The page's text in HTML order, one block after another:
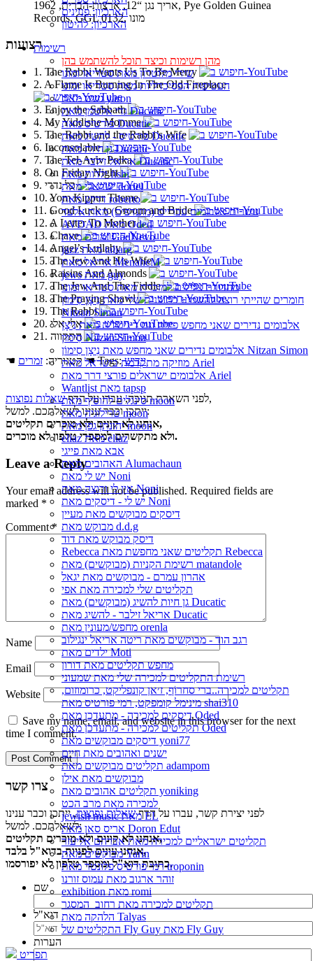
הארכיון: פנזינים
הארכיון: להיטון
רשימות
מהן רשימות וכיצד תוכל להשתמש בהן
שירי מלוטרון מאת סטריאו ומונו
העטיפות הפסיכדליות מאת סטריאו ומונו
גשש מאת yaron
גדי אלטמן מאת Ducatic
פורטיס מאת Ducatic
פורטיס - להשיג מאת Ducatic
גן חיות מאת Ducatic
אריאל זילבר מאת Ducatic
ילדות מאת fishi
ישראלי מאת doriel
דרוש מאת roberto
עשרים אלבומים עבריים (מועדפים) מאת אלעד
AVDAD מאת Oded
זמרים מאת GadNevo
jazz מאת taliarg
אריאל מאת MenaheM
jews מאת guy
מהדורת צלילים למזכרת מאת סטריאו ומונו
חומרים שהייתי רוצה להשמיע בתוכנית שלי מאת נִיצָן סִימוֹן
Nitzan Simon
אלבומים נדירים שאני מחפש פיזית וגם דיגיטלית מאת נִיצָן
סִימוֹן Nitzan Simon
אלבומים נדירים שאני מחפש מאת נִיצָן סִימוֹן Nitzan Simon
מוזיקה מתקדמת בישראל מאת Ariel
אלבומים ישראלים פורצי דרך מאת Ariel
Wantlist מאת tapsp
סינגלים להוסיף מאת moon
טרילוגיה מאת moon
יהונתן גפן מאת moon
eliaz מאת eliaz
אבא מאת פייגי
האהובים מאת Alumachaun
יש לי מאת Noni
אין לי ורוצה מאת Noni
יש לי - דיסקים מאת Noni
דיסקים מבוקשים מאת מעיין
מבוקש מאת d.d.g
דיסק מבוקש מאת דוד
Rebecca תקליטים שאני מחפשת מאת Rebecca
רשימת הקניות (מבוקשים) מאת matandole
אהרון עמרם - מבוקשים מאת יגאל
תקליטים שלי למכירה מאת אפי
גן חיות להשיג (מבוקשים) מאת Ducatic
אריאל זילבר - להשיג מאת Ducatic
מחפש/מעונין מאת orenla
רגב הוד - מבוקשים מאת ריטה אריאל ינגילוב
ילדים מאת Moti
מחפש תקליטים מאת דורון
רשימת התקליטים למכירה שלי מאת שמעוני
תקליטים למכירה..ברי סחרוֹף, ז׳אן קונפליקט, כרומוזום,
מינימל קומפקט, רמי פורטיס מאת shai310
דיסקים למכירה - מתעדכן מאת Oded
תקליטים למכירה - מתעדכן מאת Oded
דיסקים מבוקשים מאת yoni77
ישנים ואהובים מאת חיים
תקליטים מבוקשים מאת adampom
מבוקשים מאת אילן
תקליטים אהובים מאת yoniking
למכירה מאת מרב הכט
jewish music מאת EL
אריס סאן מאת Doron Edut
תקליטים ישראליים למכירה מאת אברהם אליעזר
מבוקשים מאת Yarin
רמי פורטיס פלונטר מאת troponin
זוהר ארגוב מאת עמוס זורנו
exhibition מאת romi
תקליטים למכירה מאת רחוב_המסגר
הלהקה מאת Talyas
התקליטים של Fly Guy מאת Fly Guy
תפריט
אריך נגן “12, ארצות-הברית, 1962, Pye Golden Guinea
Records, GGL 0132, מונו
רצועות
1. The Rabbi Wants Us To Be Merry
2. A Flame Is Burning In The Old Fireplace
3. Enjoy the Sabbath
4. My Yiddishe Momme
5. The Rabbi and the Rabbi’s Wife
6. Inconsolable
7. The Tel-Aviv Polka
8. On Friday Night
9. כל נדרי
10. Yom Kippur Theme
11. Good Luck to Groom and Bride
12. A Letter To Mother
13. Chave
14. Angel’s Lullaby
15. The Jew And His Wife
16. Raisins And Almonds
17. The Jew And The Fiddle
18. The Praying Shawl
19. The Rabbi
20. אלי אלי
21. התקווה
☚ קטגוריה: זמרים ☚ Tags:יידיש
לפני השארת תגובה, עברו על הדףשאלות נפוצות
,
ייתכן וכבר ענינו לשאלתכם. למשל:
אנחנו לא קונים ולא מוכרים תקליטים,
ולא מתקשרים למספרי טלפון לא מוכרים.
Leave a Reply
Your email address will not be published. Required fields are
marked *
Comment*
Name
Email
Website
Save my name, email, and website in this browser for the next
time I comment.
צרו קשר
לפני יצירת קשר, עברו על הדףשאלות נפוצות, ייתכן וכבר ענינו
לשאלתכם. למשל:
אנחנו לא קונים ולא מוכרים תקליטים,
אנחנו עונים לפניות בדוא"ל בלבד,
כתובת דוא"ל ומספר טלפון לא יפורסמו.
שם
דוא"ל
הערות